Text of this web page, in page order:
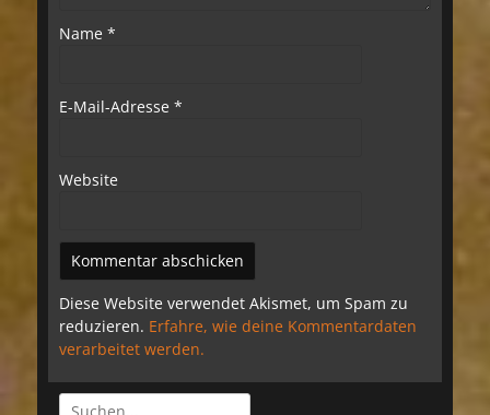
Name *
E-Mail-Adresse *
Website
Diese Website verwendet Akismet, um Spam zu
reduzieren. Erfahre, wie deine Kommentardaten
verarbeitet werden.
Suchen